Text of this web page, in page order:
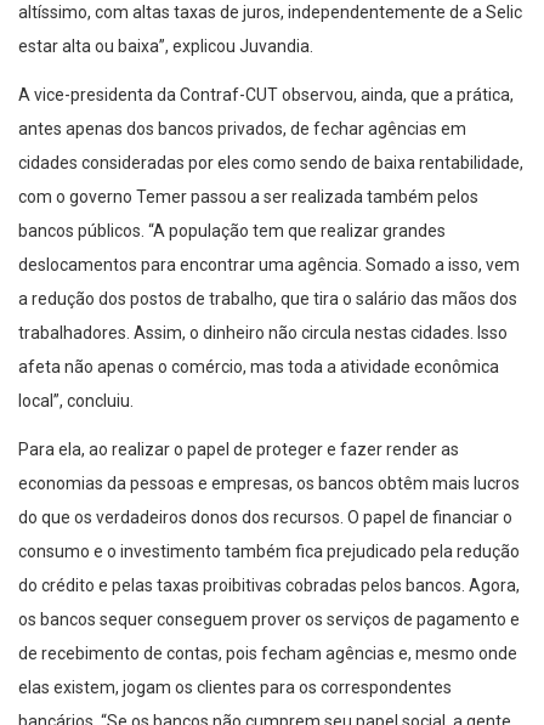
altíssimo, com altas taxas de juros, independentemente de a Selic
estar alta ou baixa”, explicou Juvandia.
A vice-presidenta da Contraf-CUT observou, ainda, que a prática,
antes apenas dos bancos privados, de fechar agências em
cidades consideradas por eles como sendo de baixa rentabilidade,
com o governo Temer passou a ser realizada também pelos
bancos públicos. “A população tem que realizar grandes
deslocamentos para encontrar uma agência. Somado a isso, vem
a redução dos postos de trabalho, que tira o salário das mãos dos
trabalhadores. Assim, o dinheiro não circula nestas cidades. Isso
afeta não apenas o comércio, mas toda a atividade econômica
local”, concluiu.
Para ela, ao realizar o papel de proteger e fazer render as
economias da pessoas e empresas, os bancos obtêm mais lucros
do que os verdadeiros donos dos recursos. O papel de financiar o
consumo e o investimento também fica prejudicado pela redução
do crédito e pelas taxas proibitivas cobradas pelos bancos. Agora,
os bancos sequer conseguem prover os serviços de pagamento e
de recebimento de contas, pois fecham agências e, mesmo onde
elas existem, jogam os clientes para os correspondentes